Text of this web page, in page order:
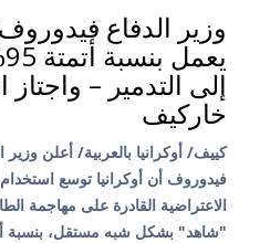
إلى التدمير – واجتاز
خاركيف
كييف/ أوكرانيا بالعربية/ أعلن وزير
فيدوروف أن أوكرانيا توسع
الاعتراضية القادرة على مهاجمة
"شاهد" بشكل شبه مستقل، بنسبة